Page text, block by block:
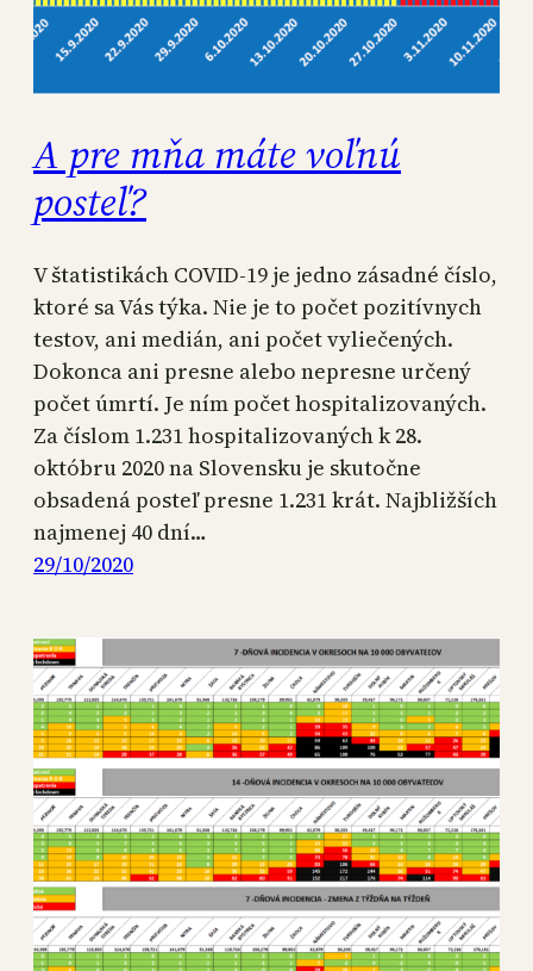
A pre mňa máte voľnú
posteľ?
V štatistikách COVID-19 je jedno zásadné číslo,
ktoré sa Vás týka. Nie je to počet pozitívnych
testov, ani medián, ani počet vyliečených.
Dokonca ani presne alebo nepresne určený
počet úmrtí. Je ním počet hospitalizovaných.
Za číslom 1.231 hospitalizovaných k 28.
októbru 2020 na Slovensku je skutočne
obsadená posteľ presne 1.231 krát. Najbližších
najmenej 40 dní…
29/10/2020